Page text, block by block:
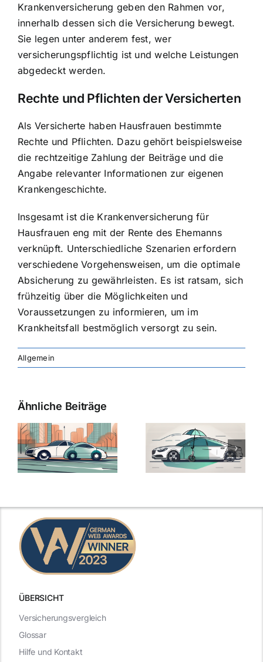
Krankenversicherung geben den Rahmen vor,
innerhalb dessen sich die Versicherung bewegt.
Sie legen unter anderem fest, wer
versicherungspflichtig ist und welche Leistungen
abgedeckt werden.
Rechte und Pflichten der Versicherten
Als Versicherte haben Hausfrauen bestimmte
Rechte und Pflichten. Dazu gehört beispielsweise
die rechtzeitige Zahlung der Beiträge und die
Angabe relevanter Informationen zur eigenen
Krankengeschichte.
Insgesamt ist die Krankenversicherung für
Hausfrauen eng mit der Rente des Ehemanns
verknüpft. Unterschiedliche Szenarien erfordern
verschiedene Vorgehensweisen, um die optimale
Absicherung zu gewährleisten. Es ist ratsam, sich
frühzeitig über die Möglichkeiten und
Voraussetzungen zu informieren, um im
Krankheitsfall bestmöglich versorgt zu sein.
Allgemein
Ähnliche Beiträge
ÜBERSICHT
Versicherungsvergleich
Glossar
Hilfe und Kontakt